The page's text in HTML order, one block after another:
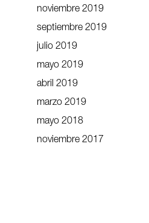
noviembre 2019
septiembre 2019
julio 2019
mayo 2019
abril 2019
marzo 2019
mayo 2018
noviembre 2017